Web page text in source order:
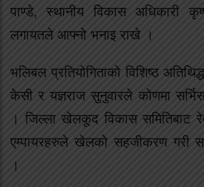
पाण्डे, स्थानीय विकास अधिकारी
लगायतले आफ्नो भनाइ राखे ।
भलिबल प्रतियोगिताको विशिष्ठ
केसी र यज्ञराज सुनुवारले कोणमा
। जिल्ला खेलकूद विकास समितिबाट
एम्पायरहरुले खेलको सहजीकरण गरी
।